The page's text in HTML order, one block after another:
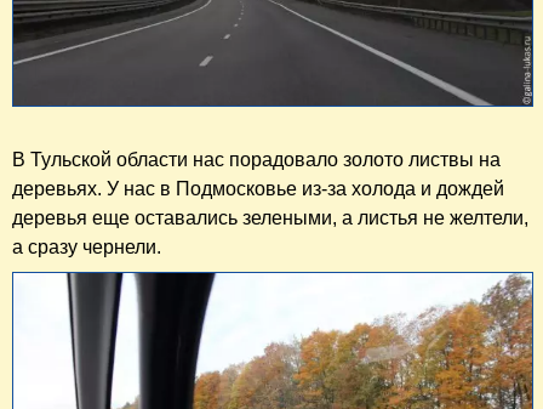
В Тульской области нас порадовало золото листвы на
деревьях. У нас в Подмосковье из-за холода и дождей
деревья еще оставались зелеными, а листья не желтели,
а сразу чернели.